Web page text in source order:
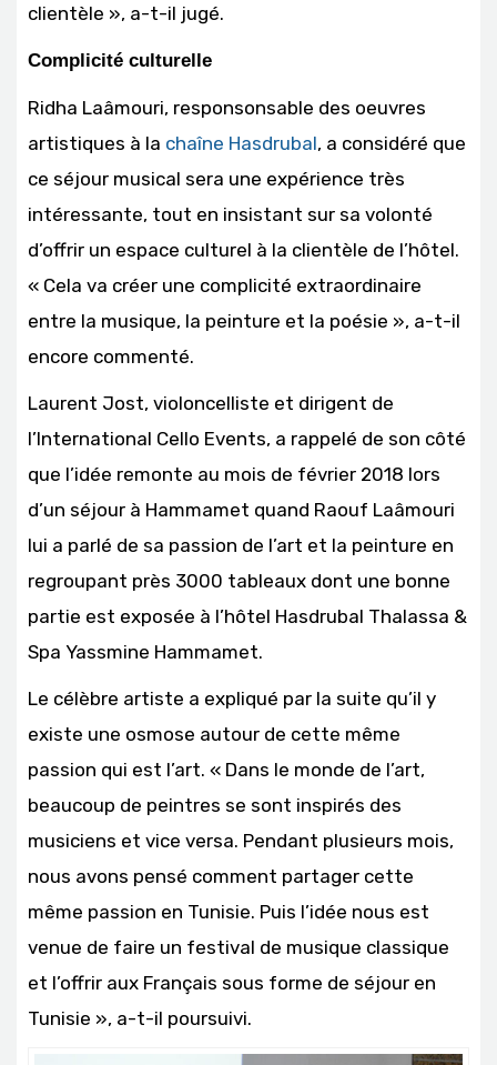
clientèle », a-t-il jugé.
Complicité culturelle
Ridha Laâmouri, responsonsable des oeuvres
artistiques à la chaîne Hasdrubal, a considéré que
ce séjour musical sera une expérience très
intéressante, tout en insistant sur sa volonté
d’offrir un espace culturel à la clientèle de l’hôtel.
« Cela va créer une complicité extraordinaire
entre la musique, la peinture et la poésie », a-t-il
encore commenté.
Laurent Jost, violoncelliste et dirigent de
l’International Cello Events, a rappelé de son côté
que l’idée remonte au mois de février 2018 lors
d’un séjour à Hammamet quand Raouf Laâmouri
lui a parlé de sa passion de l’art et la peinture en
regroupant près 3000 tableaux dont une bonne
partie est exposée à l’hôtel Hasdrubal Thalassa &
Spa Yassmine Hammamet.
Le célèbre artiste a expliqué par la suite qu’il y
existe une osmose autour de cette même
passion qui est l’art. « Dans le monde de l’art,
beaucoup de peintres se sont inspirés des
musiciens et vice versa. Pendant plusieurs mois,
nous avons pensé comment partager cette
même passion en Tunisie. Puis l’idée nous est
venue de faire un festival de musique classique
et l’offrir aux Français sous forme de séjour en
Tunisie », a-t-il poursuivi.